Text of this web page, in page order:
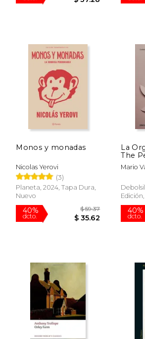
40%
Monos y monadas
Nicolas Yerovi
(3)
Planeta, 2024, Tapa Dura,
Nuevo
La
The
Mario
Nuevo